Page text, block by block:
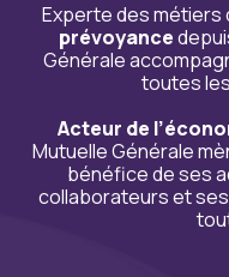
Experte des métiers
prévoyance
Générale
toutes
Acteur de
Mutuelle Générale
bénéfice de ses
collaborateurs et